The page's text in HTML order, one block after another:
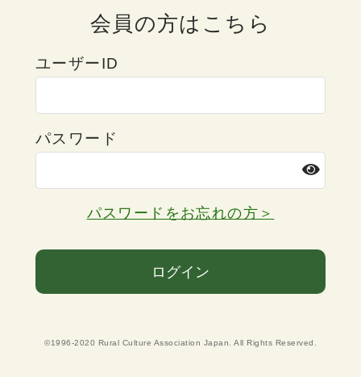
会員の方はこちら
ユーザーID
パスワード
パスワードをお忘れの方＞
ログイン
©1996-2020 Rural Culture Association Japan. All Rights Reserved.